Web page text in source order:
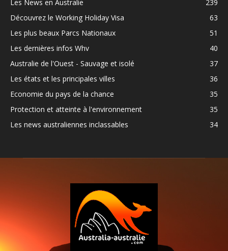
Les News en Australie
239
Découvrez le Working Holiday Visa
63
Les plus beaux Parcs Nationaux
51
Les dernières infos Whv
40
Australie de l'Ouest - Sauvage et isolé
37
Les états et les principales villes
36
Economie du pays de la chance
35
Protection et atteinte à l'environnement
35
Les news australiennes inclassables
34